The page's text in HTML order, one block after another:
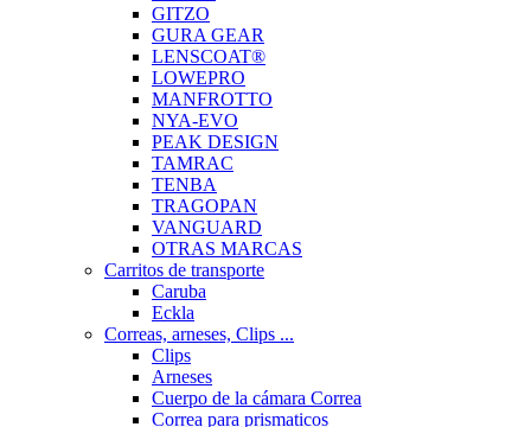
GITZO
GURA GEAR
LENSCOAT®
LOWEPRO
MANFROTTO
NYA-EVO
PEAK DESIGN
TAMRAC
TENBA
TRAGOPAN
VANGUARD
OTRAS MARCAS
Carritos de transporte
Caruba
Eckla
Correas, arneses, Clips ...
Clips
Arneses
Cuerpo de la cámara Correa
Correa para prismaticos